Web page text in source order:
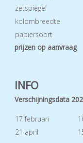
zetspiegel
kolombreedte
papiersoort
prijzen op aanvraag
INFO
Verschijningsdata
17 februari
21 april